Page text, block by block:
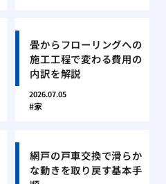
畳からフローリングへの
施工工程で変わる費用の
内訳を解説
2026.07.05
家
網戸の戸車交換で滑らか
な動きを取り戻す基本手